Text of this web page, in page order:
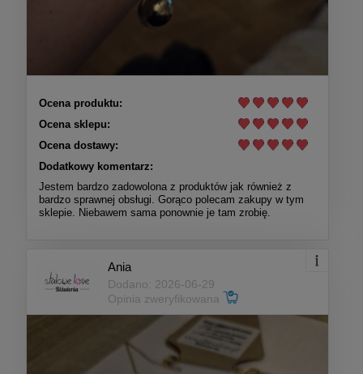
Ocena produktu:
Ocena sklepu:
Ocena dostawy:
Dodatkowy komentarz:
Jestem bardzo zadowolona z produktów jak również z
bardzo sprawnej obsługi. Gorąco polecam zakupy w tym
sklepie. Niebawem sama ponownie je tam zrobię.
Ania
Dodano: 2026-06-29
Opinia zweryfikowana